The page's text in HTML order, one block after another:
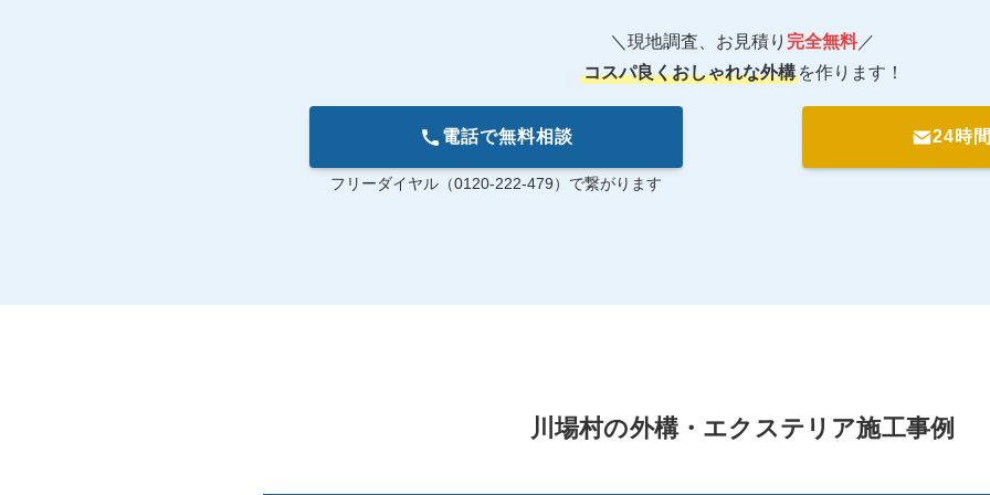
＼現地調査、お見積り 完全無料／
コスパ良くおしゃれな外構 を作ります！
電話で無料相談
フリーダイヤル（0120-222-479）で繋がります
24時
川場村の外構・エクステリア施工事例